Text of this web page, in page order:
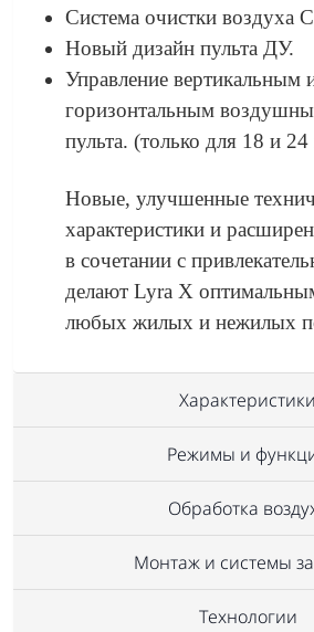
Система очистки воздуха
Новый дизайн пульта ДУ.
Управление вертикальным
горизонтальным
пульта. (только для 18 и
Новые, улучшенные
характеристики и
в сочетании с
делают Lyra X
любых жилых и нежилых
Характеристики
Режимы и
Обработка
Монтаж и системы
Технологии